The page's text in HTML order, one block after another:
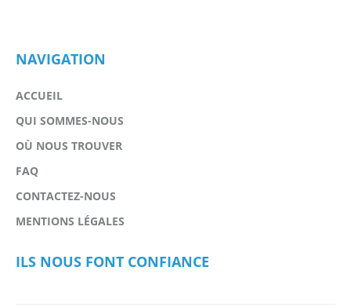
NAVIGATION
ACCUEIL
QUI SOMMES-NOUS
OÙ NOUS TROUVER
FAQ
CONTACTEZ-NOUS
MENTIONS LÉGALES
ILS NOUS FONT CONFIANCE